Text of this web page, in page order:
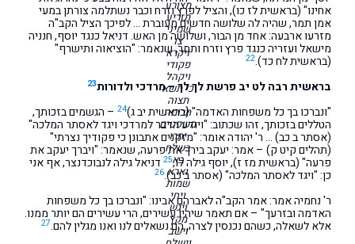
מצורע
תזריע
שמיני
צו
ויקרא
פקודי
ויקהל
כי תשא
תצוה
תרומה
משפטים
יתרו
בשלח
בא
וארא
שמות
ויחי
ויגש
מקץ
וישב
אחינו" (בראשית לז כו), והציל לפרץ וזרח וכבר נשתלמה צורתן במעי
אמן תמר, שהיה לה שלושה חדשים מעוברת … לפיכך הציל הקב"ה
מזרעו ארבעה: אחד מן הבור, ושלושה מן האש. דניאל כנגד יוסף, חנניה
מישאל ועזריה כנגד פרץ וזרח ותמר, שנאמר: "הוציאוה ותישרף"
(בראשית לח כד).22
בראשית רבה לט יב פרשת לך לך – מרדכי ולדורות23
"ונברכו בך כל משפחות האדמה" {בראשית יב ג)24 – הגשמים בזכותך,
הטללים בזכותך, זהו שכתוב: "ויודע הדבר למרדכי ויגד לאסתר המלכה"
(אסתר ב כב) … ר' יהודה אומר: "מזקנים אתבונן כי פקודיך נצרתי"
(תהלים קיט ק) – אמר: יעקב בירך את פרעה, שנאמר: "ויברך יעקב את
פרעה" (בראשית מז ז), יוסף גילה לו,25 דניאל גילה לנבוכדנצר, אף אני
כן: "ויגד לאסתר המלכה" (אסתר ב כב).26
ר' נחמיה אמר: אמר הקב"ה לאברהם אבינו: "ונברכו בך כל משפחות
האדמה ובזרעך" – אם תאמר שיהיו עשירים, הרי עשירים הם יותר ממנו.
אלא לשאלה, כשהם נכנסין לצרה, הם נשאלים לנו ואנו מגלין להם.27